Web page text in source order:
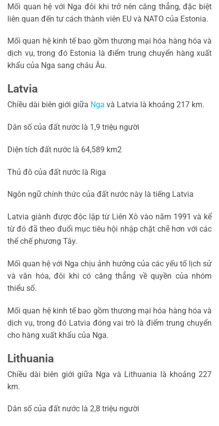
Mối quan hệ với Nga đôi khi trở nên căng thẳng, đặc biệt
liên quan đến tư cách thành viên EU và NATO của Estonia.
Mối quan hệ kinh tế bao gồm thương mại hóa hàng hóa và
dịch vụ, trong đó Estonia là điểm trung chuyển hàng xuất
khẩu của Nga sang châu Âu.
Latvia
Chiều dài biên giới giữa Nga và Latvia là khoảng 217 km.
Dân số của đất nước là 1,9 triệu người
Diện tích đất nước là 64,589 km2
Thủ đô của đất nước là Riga
Ngôn ngữ chính thức của đất nước này là tiếng Latvia
Latvia giành được độc lập từ Liên Xô vào năm 1991 và kể
từ đó đã theo đuổi mục tiêu hội nhập chặt chẽ hơn với các
thể chế phương Tây.
Mối quan hệ với Nga chịu ảnh hưởng của các yếu tố lịch sử
và văn hóa, đôi khi có căng thẳng về quyền của nhóm
thiểu số.
Mối quan hệ kinh tế bao gồm thương mại hóa hàng hóa và
dịch vụ, trong đó Latvia đóng vai trò là điểm trung chuyển
cho hàng xuất khẩu của Nga.
Lithuania
Chiều dài biên giới giữa Nga và Lithuania là khoảng 227
km.
Dân số của đất nước là 2,8 triệu người